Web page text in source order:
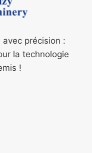
précision :
la technologie
!